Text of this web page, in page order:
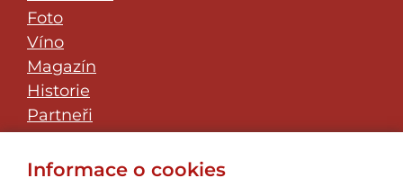
Foto
Víno
Magazín
Historie
Partneři
Klub přátel
JazzFest Znojmo
Informace o cookies